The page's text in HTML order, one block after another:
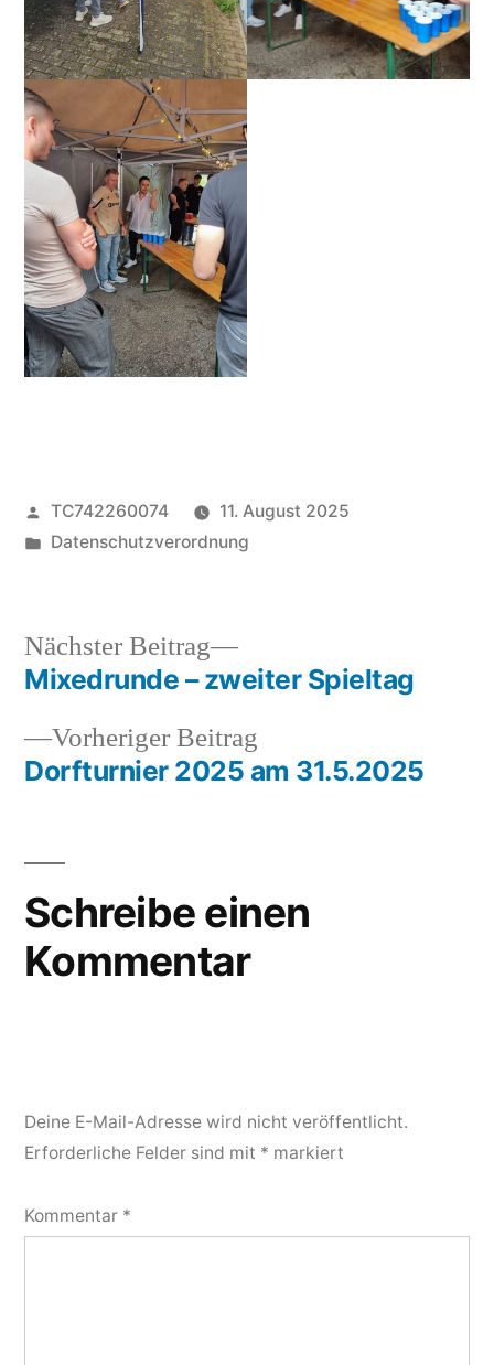
Veröffentlicht
von
TC742260074
11. August 2025
Veröffentlicht
Datenschutzverordnung
Beitragsnavigation
Vorheriger Beitrag
Beitrag:
Dorfturnier 2025 am 31.5.2025
Nächster Beitrag
Nächster
Beitrag:
Mixedrunde – zweiter Spieltag
Schreibe einen
Kommentar
Deine E-Mail-Adresse wird nicht veröffentlicht.
Erforderliche Felder sind mit * markiert
Kommentar *